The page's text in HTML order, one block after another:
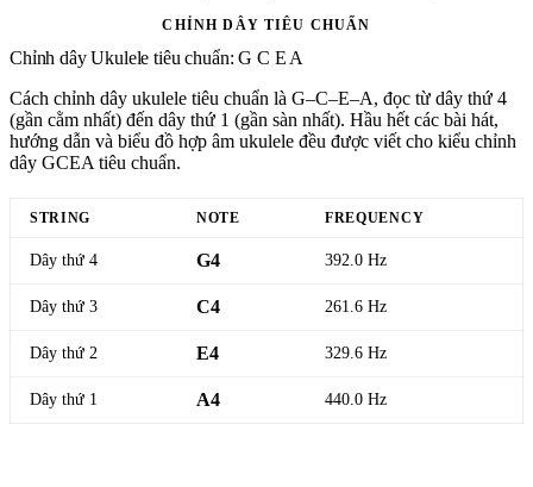
CHỈNH DÂY TIÊU CHUẨN
Chỉnh dây Ukulele tiêu chuẩn: G C E A
Cách chỉnh dây ukulele tiêu chuẩn là G–C–E–A, đọc từ dây thứ 4
(gần cằm nhất) đến dây thứ 1 (gần sàn nhất). Hầu hết các bài hát,
hướng dẫn và biểu đồ hợp âm ukulele đều được viết cho kiểu chỉnh
dây GCEA tiêu chuẩn.
STRING NOTE FREQUENCY
Dây thứ 4 G4 392.0 Hz
Dây thứ 3 C4 261.6 Hz
Dây thứ 2 E4 329.6 Hz
Dây thứ 1 A4 440.0 Hz